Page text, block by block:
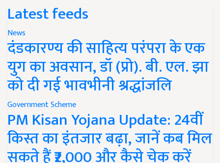
Latest feeds
News
दंडकारण्य की साहित्य परंपरा के एक
युग का अवसान, डॉ (प्रो). बी. एल. झा
को दी गई भावभीनी श्रद्धांजलि
Government Scheme
PM Kisan Yojana Update: 24वीं
किस्त का इंतजार बढ़ा, जानें कब मिल
सकते हैं ₹2,000 और कैसे चेक करें